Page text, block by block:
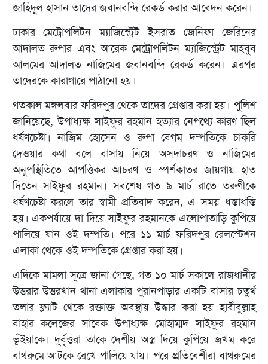
জাহিদুল হাসান তাদের জবানবন্দি রেকর্ড করার আবেদন করেন।
ঢাকার মেট্রোপলিটন ম্যাজিস্ট্রেট ইসরাত জেনিফা জেরিনের
আদালত রুপার এবং আরেক মেট্রোপলিটন ম্যাজিস্ট্রেট মাহবুব
আলমের আদালত নাজিমের জবানবন্দি রেকর্ড করেন। এরপর
তাদেরকে কারাগারে পাঠানো হয়।
গতকাল মঙ্গলবার ফরিদপুর থেকে তাদের গ্রেপ্তার করা হয়। পুলিশ
জানিয়েছে, উপাধ্যক্ষ সাইফুর রহমান হত্যার নেপথ্যে কারণ ছিল
ধর্ষণচেষ্টা। নাজিম হোসেন ও রুপা বেগম দম্পতিকে চাকরি
দেওয়ার কথা বলে বাসায় নিয়ে অসদাচরণ ও নাজিমের
অনুপস্থিতিতে আপত্তিকর আচরণ ও স্পর্শকাতর জায়গায় হাত
দিতেন সাইফুর রহমান। সবশেষ গত ৯ মার্চ রাতে তরুণীকে
ধর্ষণচেষ্টা করলে তার স্বামী প্রতিবাদ করেন, এ সময় ধস্তাধস্তি
হয়। একপর্যায়ে দা দিয়ে সাইফুর রহমানকে এলোপাতাড়ি কুপিয়ে
পালিয়ে যান ওই দম্পতি। পরে ১১ মার্চ ফরিদপুর রেলস্টেশন
এলাকা থেকে ওই দম্পতিকে গ্রেপ্তার করা হয়।
এদিকে মামলা সূত্রে জানা গেছে, গত ১০ মার্চ সকালে রাজধানীর
উত্তরার উত্তরখান থানা এলাকার পুরানপাড়ার একটি বাসার চতুর্থ
তলার ফ্ল্যাট থেকে রক্তাক্ত অবস্থায় উদ্ধার করা হয় হাবীবুল্লাহ
বাহার কলেজের সাবেক উপাধ্যক্ষ মোহাম্মদ সাইফুর রহমান
ভূঁইয়াকে। দুর্বৃত্তরা তাকে দেশীয় অস্ত্র দিয়ে কুপিয়ে জখম করে
বাথরুমে আটকে রেখে পালিয়ে যায়। পরে প্রতিবেশীরা বাথরুমের